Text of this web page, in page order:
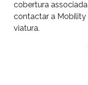
cobertura
contactar a Mobility
viatura.